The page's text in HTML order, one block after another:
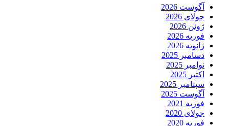
آگوست 2026
جولای 2026
ژوئن 2026
فوریه 2026
ژانویه 2026
دسامبر 2025
نوامبر 2025
اکتبر 2025
سپتامبر 2025
آگوست 2025
فوریه 2021
جولای 2020
فوریه 2020